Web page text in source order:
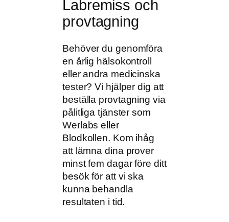
Labremiss och
provtagning
Behöver du genomföra
en årlig hälsokontroll
eller andra medicinska
tester? Vi hjälper dig att
beställa provtagning via
pålitliga tjänster som
Werlabs eller
Blodkollen. Kom ihåg
att lämna dina prover
minst fem dagar före ditt
besök för att vi ska
kunna behandla
resultaten i tid.